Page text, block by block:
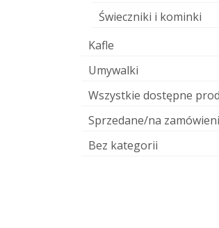
Świeczniki i kominki
Kafle
Umywalki
Wszystkie dostępne
Sprzedane/na
Bez kategorii